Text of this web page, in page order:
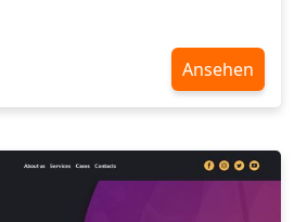
Ansehen